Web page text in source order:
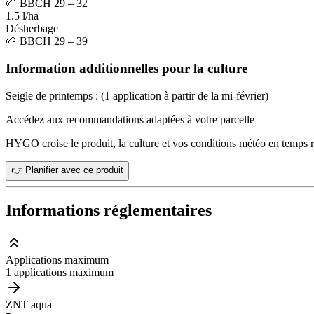
🌱 BBCH 29 – 32
1.5 l/ha
Désherbage
🌱 BBCH 29 – 39
Information additionnelles pour la culture
Seigle de printemps : (1 application à partir de la mi-février)
Accédez aux recommandations adaptées à votre parcelle
HYGO croise le produit, la culture et vos conditions météo en temps
👉 Planifier avec ce produit
Informations réglementaires
Applications maximum
1 applications maximum
ZNT aqua